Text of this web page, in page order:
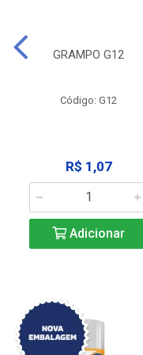
GRAMPO G12
Código: G12
R$ 1,07
Adicionar